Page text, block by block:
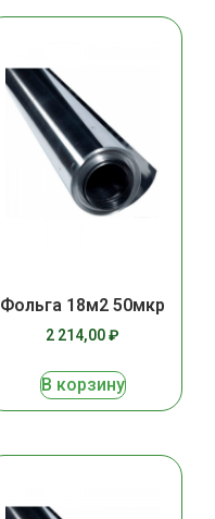
Фольга 18м2 50мкр
2 214,00₽
В корзину